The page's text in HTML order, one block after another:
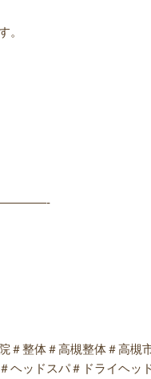
。
＃整体＃高槻整体＃高槻
ヘッドスパ＃ドライヘッ